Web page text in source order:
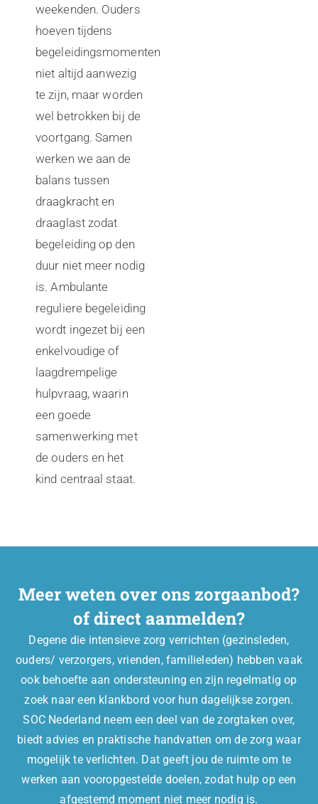
weekenden. Ouders
hoeven tijdens
begeleidingsmomenten
niet altijd aanwezig
te zijn, maar worden
wel betrokken bij de
voortgang. Samen
werken we aan de
balans tussen
draagkracht en
draaglast zodat
begeleiding op den
duur niet meer nodig
is. Ambulante
reguliere begeleiding
wordt ingezet bij een
enkelvoudige of
laagdrempelige
hulpvraag, waarin
een goede
samenwerking met
de ouders en het
kind centraal staat.
Meer weten over ons zorgaanbod?
of direct aanmelden?
Degene die intensieve zorg verrichten (gezinsleden,
ouders/ verzorgers, vrienden, familieleden) hebben vaak
ook behoefte aan ondersteuning en zijn regelmatig op
zoek naar een klankbord voor hun dagelijkse zorgen.
SOC Nederland neem een deel van de zorgtaken over,
biedt advies en praktische handvatten om de zorg waar
mogelijk te verlichten. Dat geeft jou de ruimte om te
werken aan vooropgestelde doelen, zodat hulp op een
afgestemd moment niet meer nodig is.